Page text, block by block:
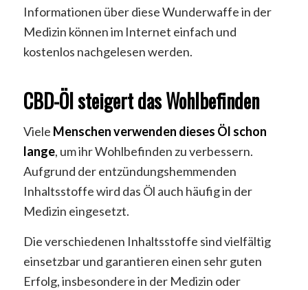
Informationen über diese Wunderwaffe in der
Medizin können im Internet einfach und
kostenlos nachgelesen werden.
CBD-Öl steigert das Wohlbefinden
Viele Menschen verwenden dieses Öl schon
lange, um ihr Wohlbefinden zu verbessern.
Aufgrund der entzündungshemmenden
Inhaltsstoffe wird das Öl auch häufig in der
Medizin eingesetzt.
Die verschiedenen Inhaltsstoffe sind vielfältig
einsetzbar und garantieren einen sehr guten
Erfolg, insbesondere in der Medizin oder